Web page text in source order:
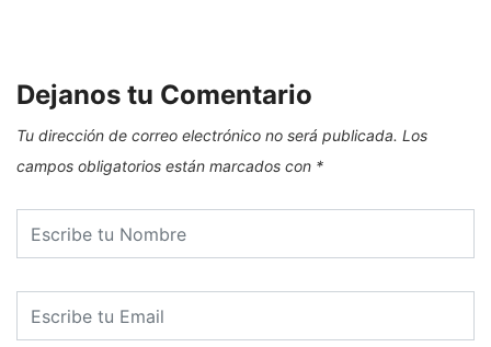
Dejanos tu Comentario
Tu dirección de correo electrónico no será publicada. Los
campos obligatorios están marcados con *